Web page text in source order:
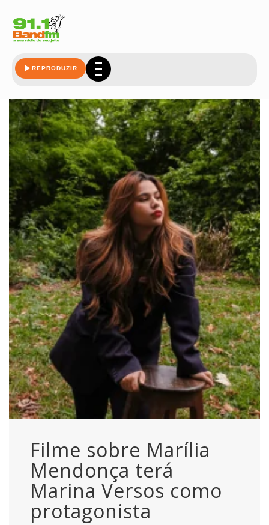
REPRODUZIR
Filme sobre Marília
Mendonça terá
Marina Versos como
protagonista